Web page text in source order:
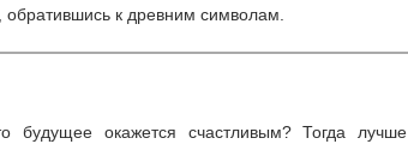
обратившись к древним символам.
будущее окажется счастливым? Тогда лучше